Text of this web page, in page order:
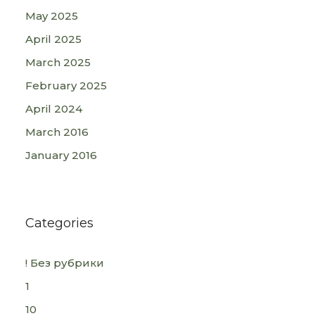
May 2025
April 2025
March 2025
February 2025
April 2024
March 2016
January 2016
Categories
! Без рубрики
1
10